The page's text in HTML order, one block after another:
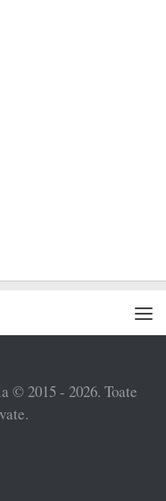
© 2015 - 2026. Toate